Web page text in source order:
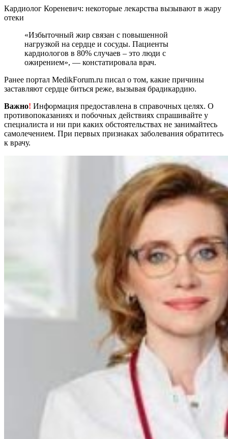
Кардиолог Кореневич: некоторые лекарства вызывают в жару
отеки
«Избыточный жир связан с повышенной
нагрузкой на сердце и сосуды. Пациенты
кардиологов в 80% случаев – это люди с
ожирением», — констатировала врач.
Ранее портал MedikForum.ru писал о том, какие причины
заставляют сердце биться реже, вызывая брадикардию.
Важно! Информация предоставлена в справочных целях. О
противопоказаниях и побочных действиях спрашивайте у
специалиста и ни при каких обстоятельствах не занимайтесь
самолечением. При первых признаках заболевания обратитесь
к врачу.